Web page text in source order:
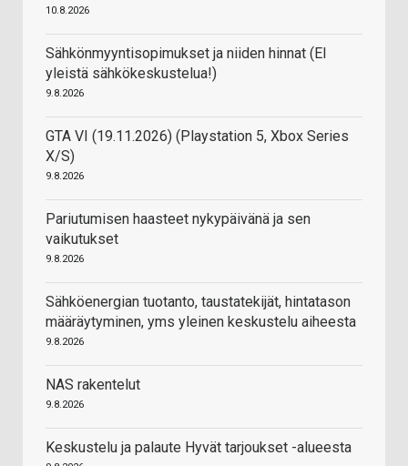
10.8.2026
Sähkönmyyntisopimukset ja niiden hinnat (EI
yleistä sähkökeskustelua!)
9.8.2026
GTA VI (19.11.2026) (Playstation 5, Xbox Series
X/S)
9.8.2026
Pariutumisen haasteet nykypäivänä ja sen
vaikutukset
9.8.2026
Sähköenergian tuotanto, taustatekijät, hintatason
määräytyminen, yms yleinen keskustelu aiheesta
9.8.2026
NAS rakentelut
9.8.2026
Keskustelu ja palaute Hyvät tarjoukset -alueesta